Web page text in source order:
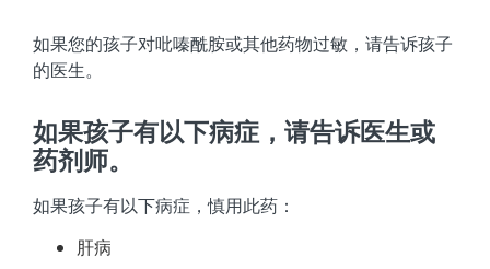
如果您的孩子对吡嗪酰胺或其他药物过敏，请告诉孩子
的医生。
如果孩子有以下病症，请告诉医生或
药剂师。
如果孩子有以下病症，慎用此药：
肝病